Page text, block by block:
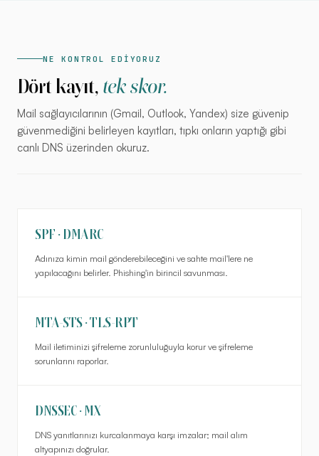
NE KONTROL EDİYORUZ
Dört kayıt, tek skor.
Mail sağlayıcılarının (Gmail, Outlook, Yandex) size güvenip
güvenmediğini belirleyen kayıtları, tıpkı onların yaptığı gibi
canlı DNS üzerinden okuruz.
SPF · DMARC
Adınıza kimin mail gönderebileceğini ve sahte mail'lere ne
yapılacağını belirler. Phishing'in birincil savunması.
MTA-STS · TLS-RPT
Mail iletiminizi şifreleme zorunluluğuyla korur ve şifreleme
sorunlarını raporlar.
DNSSEC · MX
DNS yanıtlarınızı kurcalanmaya karşı imzalar; mail alım
altyapınızı doğrular.